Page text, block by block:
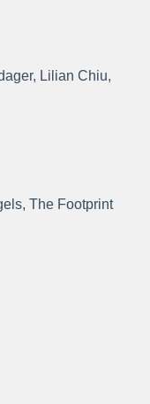
Lilian Chiu,
The Footprint